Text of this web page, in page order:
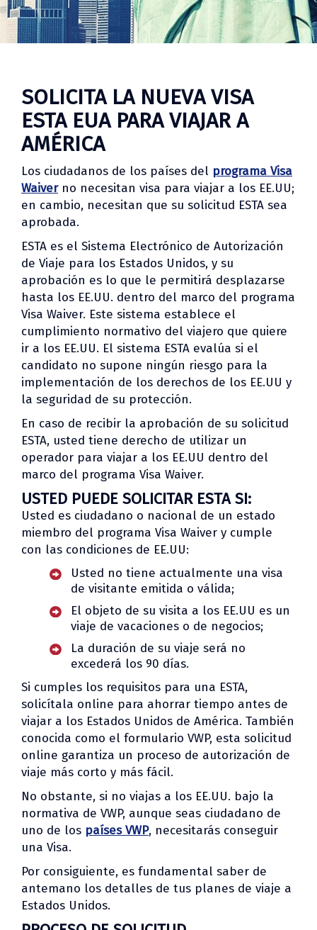
SOLICITA LA NUEVA VISA
ESTA EUA PARA VIAJAR A
AMÉRICA
Los ciudadanos de los países del programa Visa
Waiverno necesitan visa para viajar a los EE.UU;
en cambio, necesitan que su solicitud ESTA sea
aprobada.
ESTA es el Sistema Electrónico de Autorización
de Viaje para los Estados Unidos, y su
aprobación es lo que le permitirá desplazarse
hasta los EE.UU. dentro del marco del programa
Visa Waiver. Este sistema establece el
cumplimiento normativo del viajero que quiere
ir a los EE.UU. El sistema ESTA evalúa si el
candidato no supone ningún riesgo para la
implementación de los derechos de los EE.UU y
la seguridad de su protección.
En caso de recibir la aprobación de su solicitud
ESTA, usted tiene derecho de utilizar un
operador para viajar a los EE.UU dentro del
marco del programa Visa Waiver.
USTED PUEDE SOLICITAR ESTA SI:
Usted es ciudadano o nacional de un estado
miembro del programa Visa Waiver y cumple
con las condiciones de EE.UU:
Usted no tiene actualmente una visa
de visitante emitida o válida;
El objeto de su visita a los EE.UU es un
viaje de vacaciones o de negocios;
La duración de su viaje será no
excederá los 90 días.
Si cumples los requisitos para una ESTA,
solicítala online para ahorrar tiempo antes de
viajar a los Estados Unidos de América. También
conocida como el formulario VWP, esta solicitud
online garantiza un proceso de autorización de
viaje más corto y más fácil.
No obstante, si no viajas a los EE.UU. bajo la
normativa de VWP, aunque seas ciudadano de
uno de los países VWP, necesitarás conseguir
una Visa.
Por consiguiente, es fundamental saber de
antemano los detalles de tus planes de viaje a
Estados Unidos.